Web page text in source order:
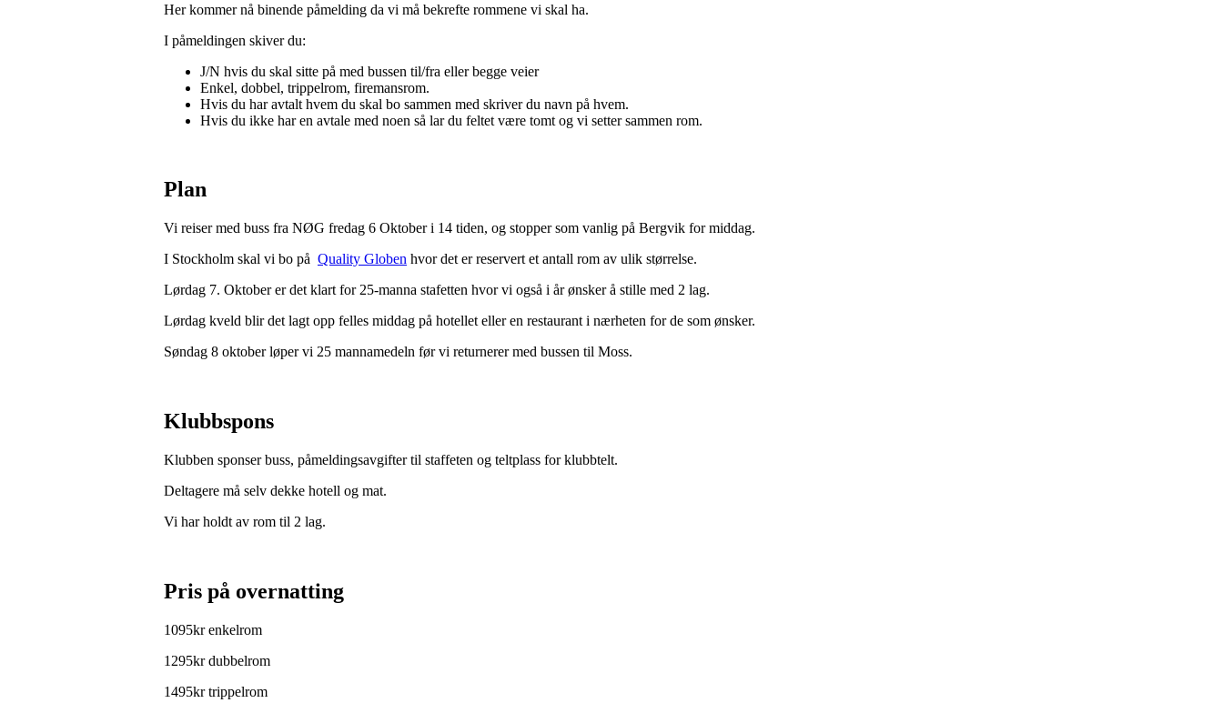
Her kommer nå binende påmelding da vi må bekrefte rommene vi skal ha.
I påmeldingen skiver du:
J/N hvis du skal sitte på med bussen til/fra eller begge veier
Enkel, dobbel, trippelrom, firemansrom.
Hvis du har avtalt hvem du skal bo sammen med skriver du navn på hvem.
Hvis du ikke har en avtale med noen så lar du feltet være tomt og vi setter sammen rom.
Plan
Vi reiser med buss fra NØG fredag 6 Oktober i 14 tiden, og stopper som vanlig på Bergvik for middag.
I Stockholm skal vi bo på Quality Globen hvor det er reservert et antall rom av ulik størrelse.
Lørdag 7. Oktober er det klart for 25-manna stafetten hvor vi også i år ønsker å stille med 2 lag.
Lørdag kveld blir det lagt opp felles middag på hotellet eller en restaurant i nærheten for de som ønsker.
Søndag 8 oktober løper vi 25 mannamedeln før vi returnerer med bussen til Moss.
Klubbspons
Klubben sponser buss, påmeldingsavgifter til staffeten og teltplass for klubbtelt.
Deltagere må selv dekke hotell og mat.
Vi har holdt av rom til 2 lag.
Pris på overnatting
1095kr enkelrom
1295kr dubbelrom
1495kr trippelrom